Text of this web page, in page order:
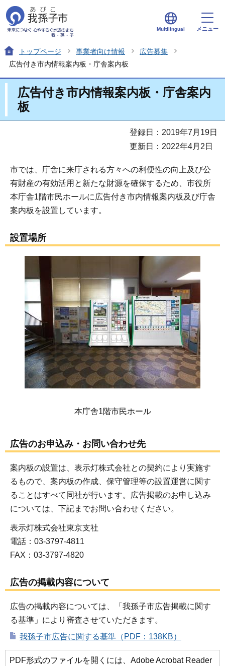
Multilingual メニュー
トップページ 事業者向け情報
広告募集
広告付き市内情報案内板・庁舎案内板
広告付き市内情報案内板・庁舎案内
板
登録日：2019年7月19日
更新日：2022年4月2日
市では、庁舎に来庁される方々への利便性の向上及び公
有財産の有効活用と新たな財源を確保するため、市役所
本庁舎1階市民ホールに広告付き市内情報案内板及び庁舎
案内板を設置しています。
設置場所
本庁舎1階市民ホール
広告のお申込み・お問い合わせ先
案内板の設置は、表示灯株式会社との契約により実施す
るもので、案内板の作成、保守管理等の設置運営に関す
ることはすべて同社が行います。広告掲載のお申し込み
については、下記までお問い合わせください。
表示灯株式会社東京支社
電話：03-3797-4811
FAX：03-3797-4820
広告の掲載内容について
広告の掲載内容については、「我孫子市広告掲載に関す
る基準」により審査させていただきます。
我孫子市広告に関する基準（PDF：138KB）
PDF形式のファイルを開くには、Adobe Acrobat Reader